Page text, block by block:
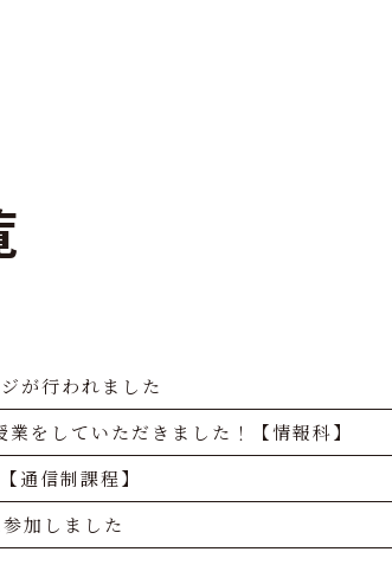
が行われました
をしていただきました！【情報科】
通信制課程】
加しました